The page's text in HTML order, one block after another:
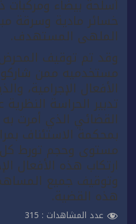
أسلحة بيضاء ومركبات
خسائر مادية وسرقة
الملهى المستهدف.
وقد تم توقيف
مستخدميه ممن
الأفعال الإجرامية،
تدبير الحراسة
القضائي الذي أمرت به
بمحكمة الاستئناف
مستوى وحجم تورط
ارتكاب هذه الأفعال
وتوقيف جميع
هذه القضية.
عدد المشاهدات : 315